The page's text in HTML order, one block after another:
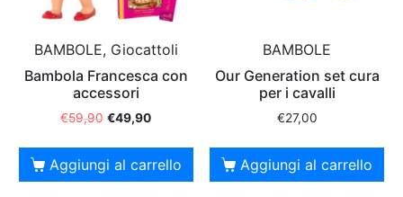
BAMBOLE, Giocattoli
Bambola Francesca con
accessori
€59,90 €49,90
Aggiungi al carrello
BAMBOLE
Our Generation set cura
per i cavalli
€27,00
Aggiungi al carrello